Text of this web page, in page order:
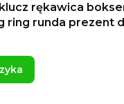
rękawica
ring runda prezent